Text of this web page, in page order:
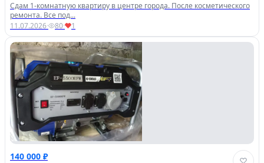
Сдам 1-комнатную квартиру в центре города. После косметического
ремонта. Все под...
11.07.2026· 80· 1
140 000 ₽